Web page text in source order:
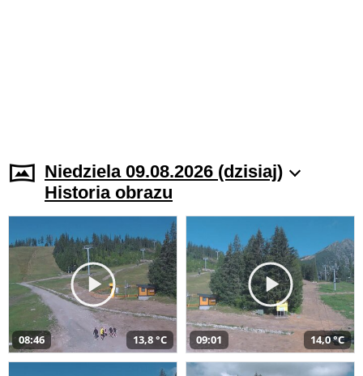
Niedziela 09.08.2026 (dzisiaj)
Historia obrazu
08:46 13,8 °C 09:01 14,0 °C